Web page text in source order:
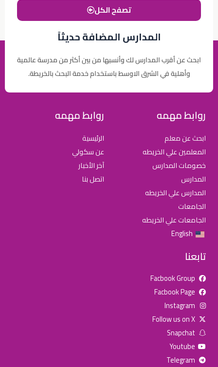
المدارس المضافة حديثاً
ابحث عن أقرب المدارس لك وأنسبها من بين أكثر من مدرسة عالمية
وأهلية في الشرق الاوسط باستخدام خدمة البحث بالخريطة.
تصفح الكل
روابط مهمه
ابحث عن معلم
المعلمين علي الخريطه
خصومات المدارس
المدارس
المدارس علي الخريطه
الجامعات
الجامعات علي الخريطه
English
روابط مهمه
الرئيسية
عن سكولي
آخر الأخبار
اتصل بنا
تابعنا
Facbook Group
Facbook Page
Instagram
Follow us on X
Snapchat
Youtube
Telegram
للإعلان على منصة سكولي وجروب مدارس عالمية وأهلية يشرفنا